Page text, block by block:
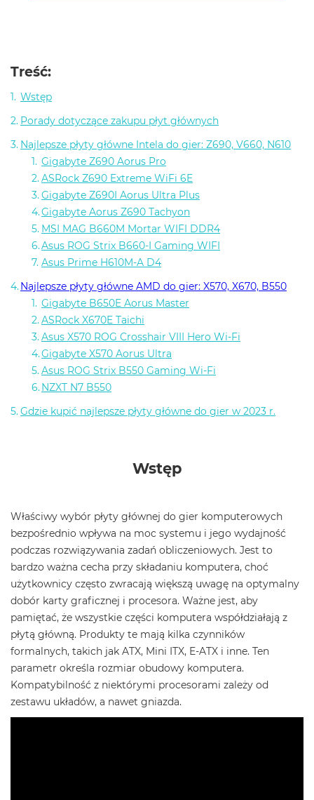
Treść:
Wstęp
Porady dotyczące zakupu płyt głównych
Najlepsze płyty główne Intela do gier: Z690, V660, N610
Gigabyte Z690 Aorus Pro
ASRock Z690 Extreme WiFi 6E
Gigabyte Z690I Aorus Ultra Plus
Gigabyte Aorus Z690 Tachyon
MSI MAG B660M Mortar WIFI DDR4
Asus ROG Strix B660-I Gaming WIFI
Asus Prime H610M-A D4
Najlepsze płyty główne AMD do gier: X570, X670, B550
Gigabyte B650E Aorus Master
ASRock X670E Taichi
Asus X570 ROG Crosshair VIII Hero Wi-Fi
Gigabyte X570 Aorus Ultra
Asus ROG Strix B550 Gaming Wi-Fi
NZXT N7 B550
Gdzie kupić najlepsze płyty główne do gier w 2023 r.
Wstęp
Właściwy wybór płyty głównej do gier komputerowych
bezpośrednio wpływa na moc systemu i jego wydajność
podczas rozwiązywania zadań obliczeniowych. Jest to
bardzo ważna cecha przy składaniu komputera, choć
użytkownicy często zwracają większą uwagę na optymalny
dobór karty graficznej i procesora. Ważne jest, aby
pamiętać, że wszystkie części komputera współdziałają z
płytą główną. Produkty te mają kilka czynników
formalnych, takich jak ATX, Mini ITX, E-ATX i inne. Ten
parametr określa rozmiar obudowy komputera.
Kompatybilność z niektórymi procesorami zależy od
zestawu układów, a nawet gniazda.